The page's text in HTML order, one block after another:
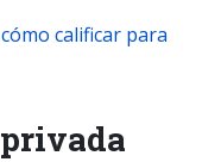
calificar para